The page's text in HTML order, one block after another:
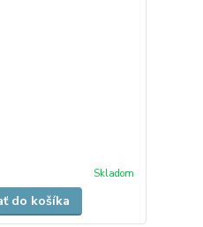
Skladom
do košíka